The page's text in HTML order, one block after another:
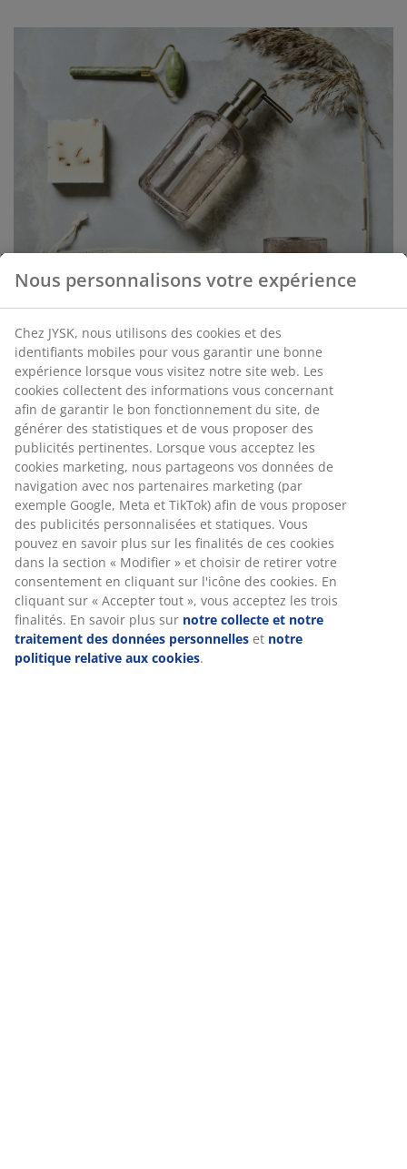
S'entourer d'un parfum agréable peut également
constituer un soin de soi. Les parfums délicieux vous
font vous sentir mieux et vous aident à vous détendre.
Entourez-vous debougies parfumées ou d'
huiles essentiellesdans votre maison.
Nous personnalisons votre expérience
Chez JYSK, nous utilisons des cookies et des
identifiants mobiles pour vous garantir une bonne
expérience lorsque vous visitez notre site web. Les
cookies collectent des informations vous concernant
afin de garantir le bon fonctionnement du site, de
générer des statistiques et de vous proposer des
publicités pertinentes. Lorsque vous acceptez les
cookies marketing, nous partageons vos données de
navigation avec nos partenaires marketing (par
exemple Google, Meta et TikTok) afin de vous proposer
des publicités personnalisées et statiques. Vous
pouvez en savoir plus sur les finalités de ces cookies
dans la section « Modifier » et choisir de retirer votre
consentement en cliquant sur l'icône des cookies. En
cliquant sur « Accepter tout », vous acceptez les trois
finalités. En savoir plus sur notre collecte et notre
traitement des données personnelles et notre
politique relative aux cookies.